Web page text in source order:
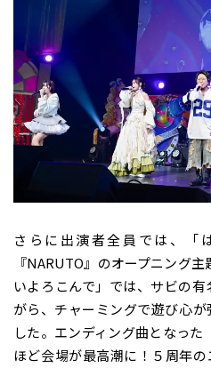
さらに出演者全員では、「
『NARUTO』のオープニング
いよろこんで」では、サビの
がら、チャーミングで遊び心
した。エンディング曲となっ
ほど会場が最高潮に！５周年